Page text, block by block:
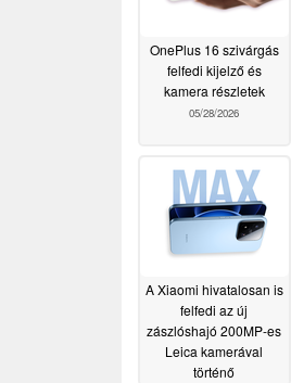
OnePlus 16 szivárgás
felfedi kijelző és
kamera részletek
05/28/2026
A Xiaomi hivatalosan is
felfedi az új
zászlóshajó 200MP-es
Leica kamerával
történő